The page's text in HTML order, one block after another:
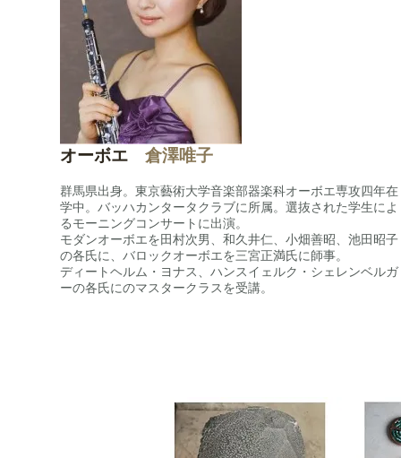
オーボエ 倉澤唯子
群馬県出身。東京藝術大学音楽部器楽科オーボエ専攻四年在
学中。バッハカンタータクラブに所属。選抜された学生によ
るモーニングコンサートに出演。
モダンオーボエを田村次男、和久井仁、小畑善昭、池田昭子
の各氏に、バロックオーボエを三宮正満氏に師事。
ディートヘルム・ヨナス、ハンスイェルク・シェレンベルガ
ーの各氏にのマスタークラスを受講。